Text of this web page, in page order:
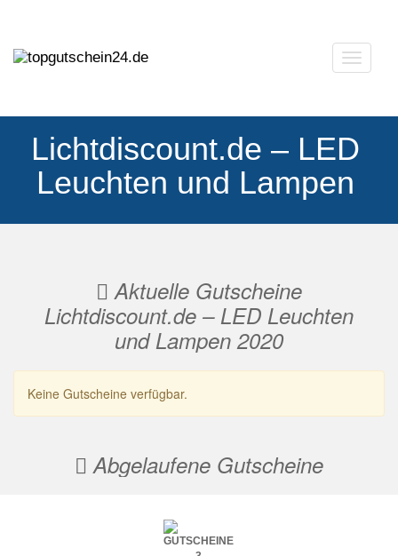
Lichtdiscount.de – LED
Leuchten und Lampen
Aktuelle Gutscheine
Lichtdiscount.de – LED Leuchten
und Lampen 2020
Keine Gutscheine verfügbar.
Abgelaufene Gutscheine